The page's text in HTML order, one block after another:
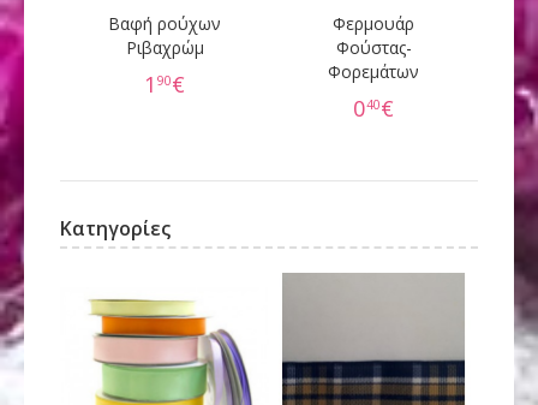
Βαφή ρούχων
Ριβαχρώμ
1 90€
Φερμουάρ
Φούστας-
Φορεμάτων
040€
Κατηγορίες